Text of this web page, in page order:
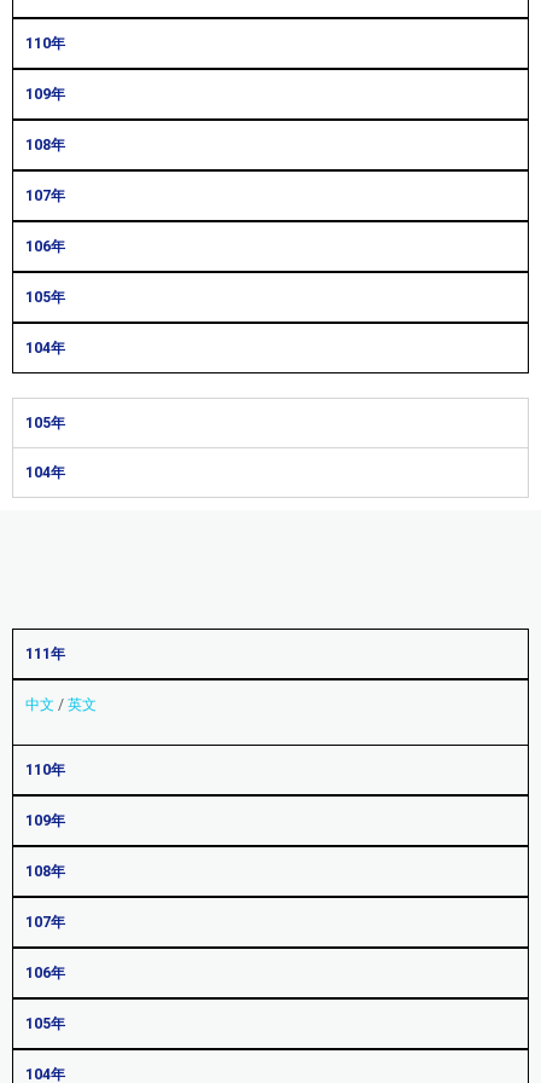
110年
109年
108年
107年
106年
105年
104年
105年
104年
111年
中文 / 英文
110年
109年
108年
107年
106年
105年
104年